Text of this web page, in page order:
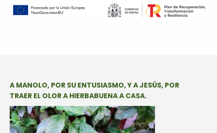
A MANOLO, POR SU ENTUSIASMO, Y A JESÚS, POR
TRAER EL OLOR A HIERBABUENA A CASA.